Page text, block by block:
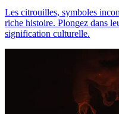
Les citrouilles, symboles
riche histoire. Plongez dans
signification culturelle.